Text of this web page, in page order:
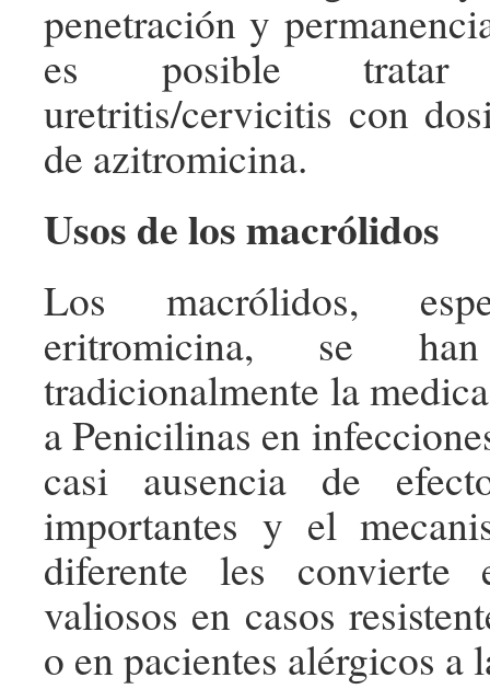
penetración y
es posible
uretritis/cervicitis con
de azitromicina.
Usos de los macrólidos
Los macrólidos,
eritromicina, se han
tradicionalmente la
a Penicilinas en
casi ausencia de
importantes y el
diferente les convierte
valiosos en casos
o en pacientes alérgicos a